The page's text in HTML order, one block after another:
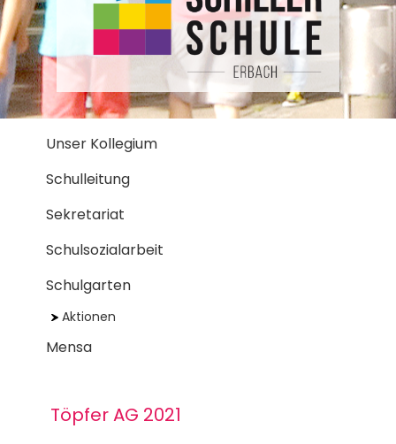
Unser Kollegium
Schulleitung
Sekretariat
Schulsozialarbeit
Schulgarten
Aktionen
Mensa
Töpfer AG 2021